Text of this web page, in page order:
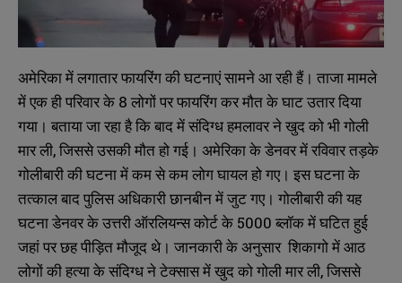
अमेरिका में लगातार फायरिंग की घटनाएं सामने आ रही हैं। ताजा मामले
में एक ही परिवार के 8 लोगों पर फायरिंग कर मौत के घाट उतार दिया
गया। बताया जा रहा है कि बाद में संदिग्ध हमलावर ने खुद को भी गोली
मार ली, जिससे उसकी मौत हो गई। अमेरिका के डेनवर में रविवार तड़के
गोलीबारी की घटना में कम से कम लोग घायल हो गए। इस घटना के
तत्काल बाद पुलिस अधिकारी छानबीन में जुट गए। गोलीबारी की यह
घटना डेनवर के उत्तरी ऑरलियन्स कोर्ट के 5000 ब्लॉक में घटित हुई
जहां पर छह पीड़ित मौजूद थे। जानकारी के अनुसार शिकागो में आठ
लोगों की हत्या के संदिग्ध ने टेक्सास में खुद को गोली मार ली, जिससे